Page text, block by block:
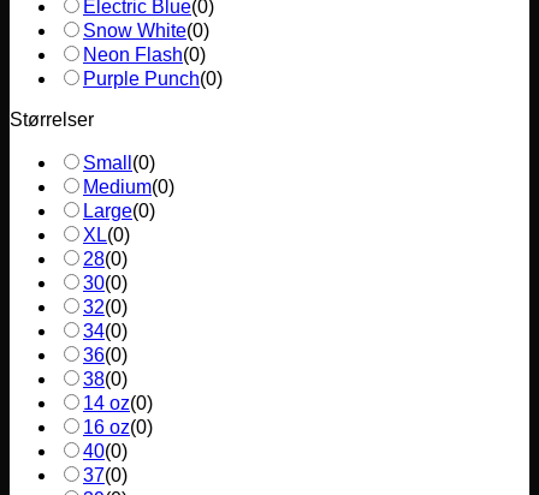
Electric Blue(0)
Snow White(0)
Neon Flash(0)
Purple Punch(0)
Størrelser
Small (0)
Medium(0)
Large(0)
XL(0)
28(0)
30(0)
32(0)
34(0)
36(0)
38(0)
14 oz(0)
16 oz(0)
40(0)
37(0)